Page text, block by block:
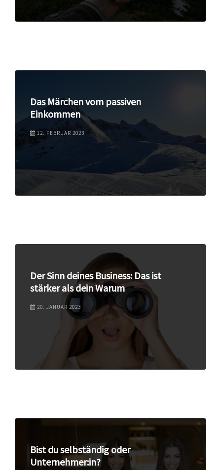
Das Märchen vom passiven
Einkommen
12. FEBRUAR 2023
Der Sinn deines Business: Das ist
stärker als dein Warum
20. JANUAR 2023
Bist du selbständig oder
Unternehmer:in?